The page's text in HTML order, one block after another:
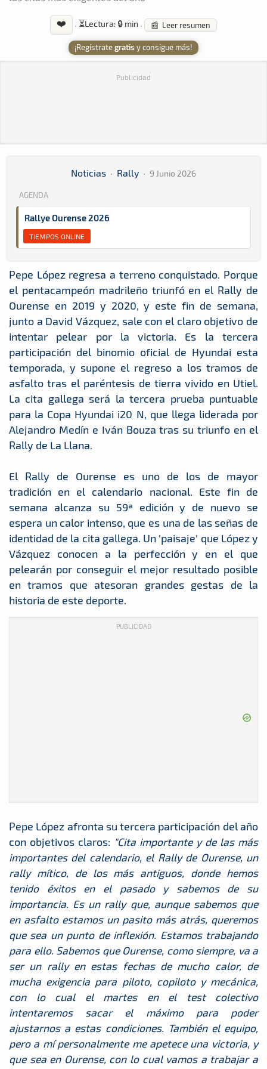
❤️ · ⏳Lectura: 🔒 min · 📰 Leer resumen
¡Regístrategratis y consigue más!
Publicidad
Noticias · Rally · 9 Junio 2026
AGENDA
Rallye Ourense 2026
TIEMPOS ONLINE
Pepe López regresa a terreno conquistado. Porque
el pentacampeón madrileño triunfó en el Rally de
Ourense en 2019 y 2020, y este fin de semana,
junto a David Vázquez, sale con el claro objetivo de
intentar pelear por la victoria. Es la tercera
participación del binomio oficial de Hyundai esta
temporada, y supone el regreso a los tramos de
asfalto tras el paréntesis de tierra vivido en Utiel.
La cita gallega será la tercera prueba puntuable
para la Copa Hyundai i20 N, que llega liderada por
Alejandro Medín e Iván Bouza tras su triunfo en el
Rally de La Llana.
El Rally de Ourense es uno de los de mayor
tradición en el calendario nacional. Este fin de
semana alcanza su 59ª edición y de nuevo se
espera un calor intenso, que es una de las señas de
identidad de la cita gallega. Un 'paisaje' que López y
Vázquez conocen a la perfección y en el que
pelearán por conseguir el mejor resultado posible
en tramos que atesoran grandes gestas de la
historia de este deporte.
PUBLICIDAD
Pepe López afronta su tercera participación del año
con objetivos claros: "Cita importante y de las más
importantes del calendario, el Rally de Ourense, un
rally mítico, de los más antiguos, donde hemos
tenido éxitos en el pasado y sabemos de su
importancia. Es un rally que, aunque sabemos que
en asfalto estamos un pasito más atrás, queremos
que sea un punto de inflexión. Estamos trabajando
para ello. Sabemos que Ourense, como siempre, va a
ser un rally en estas fechas de mucho calor, de
mucha exigencia para piloto, copiloto y mecánica,
con lo cual el martes en el test colectivo
intentaremos sacar el máximo para poder
ajustarnos a estas condiciones. También el equipo,
pero a mí personalmente me apetece una victoria, y
que sea en Ourense, con lo cual vamos a trabajar a